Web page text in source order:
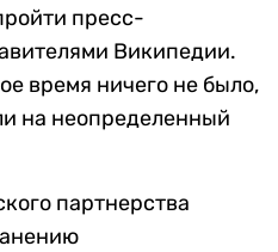
пресс-
Википедии.
время ничего не было,
на неопределенный
партнерства